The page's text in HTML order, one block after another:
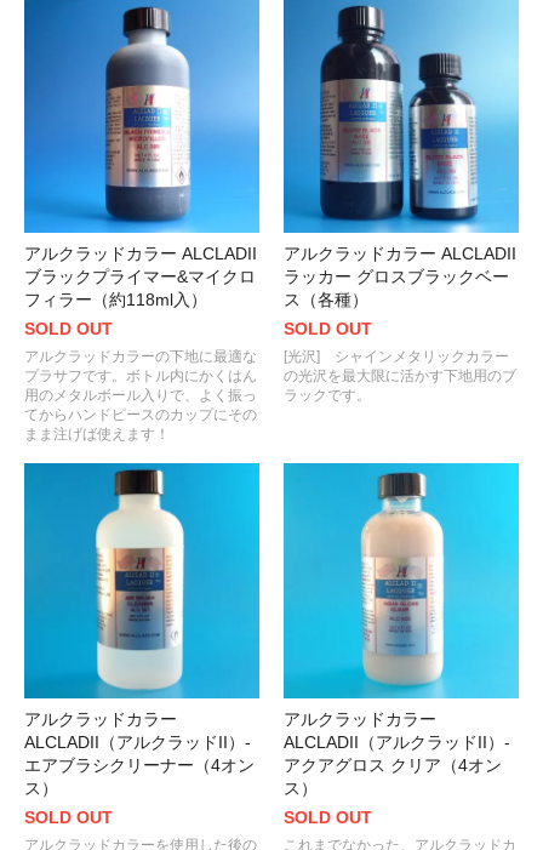
アルクラッドカラー ALCLADII
ブラックプライマー&マイクロ
フィラー（約118ml入）
SOLD OUT
アルクラッドカラーの下地に最適な
プラサフです。ボトル内にかくはん
用のメタルボール入りで、よく振っ
てからハンドピースのカップにその
まま注げば使えます！
アルクラッドカラー ALCLADII
ラッカー グロスブラックベー
ス（各種）
SOLD OUT
[光沢] シャインメタリックカラー
の光沢を最大限に活かす下地用のブ
ラックです。
アルクラッドカラー
ALCLADII（アルクラッドII）-
エアブラシクリーナー（4オン
ス）
SOLD OUT
アルクラッドカラーを使用した後の
アルクラッドカラー
ALCLADII（アルクラッドII）-
アクアグロス クリア（4オン
ス）
SOLD OUT
これまでなかった、アルクラッドカ